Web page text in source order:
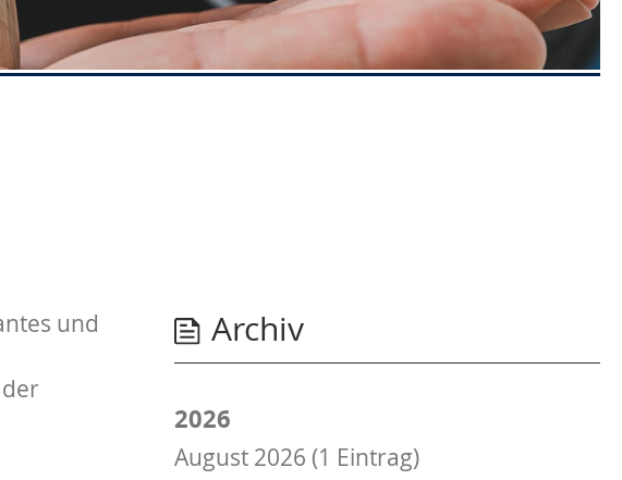
und
Archiv
2026
August 2026 (1 Eintrag)